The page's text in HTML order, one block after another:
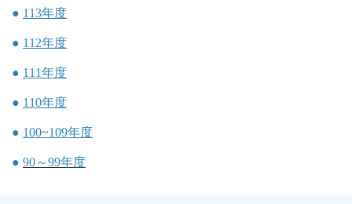
● 113年度
● 112年度
● 111年度
● 110年度
● 100~109年度
● 90～99年度